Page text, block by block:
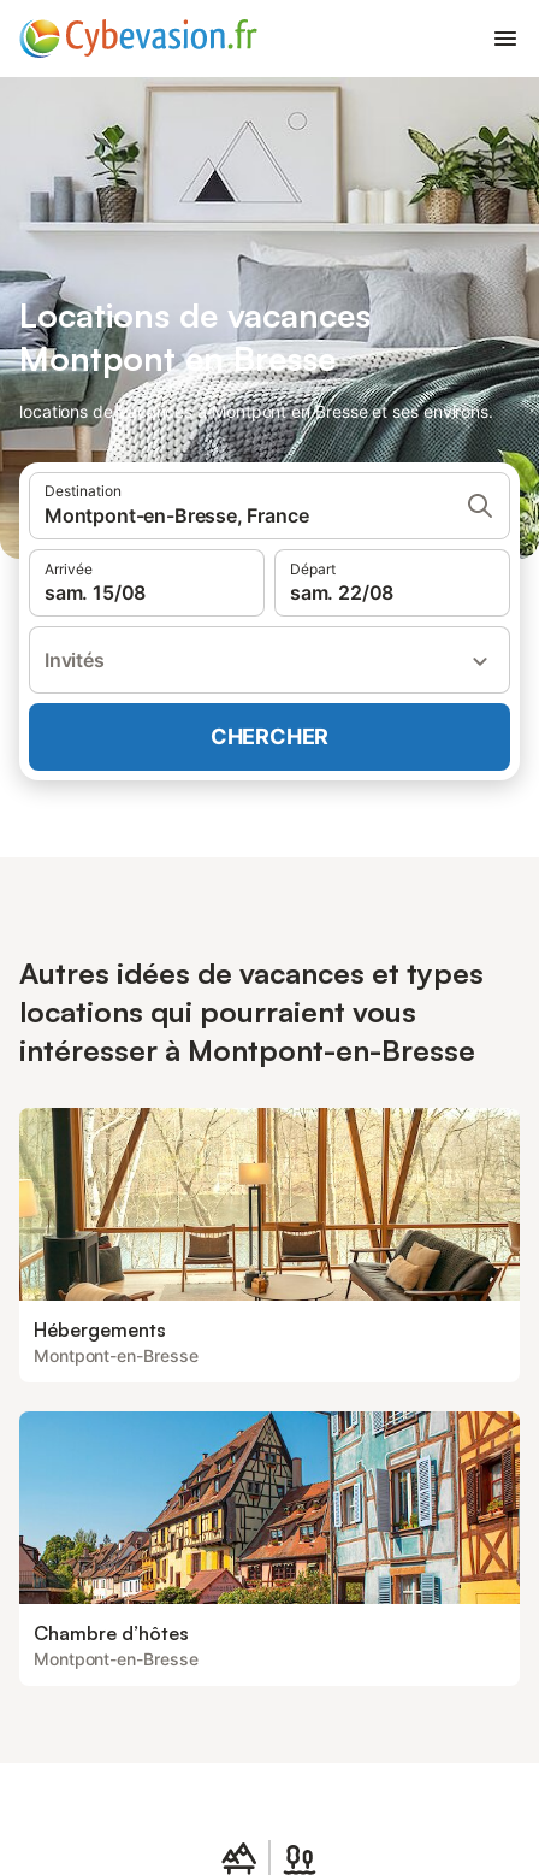
Locations de vacances
Montpont en Bresse
locations de vacances à Montpont en Bresse et ses environs.
Destination
Montpont-en-Bresse, France
Arrivée
sam. 15/08
Départ
sam. 22/08
Invités
CHERCHER
Autres idées de vacances et types
locations qui pourraient vous
intéresser à Montpont-en-Bresse
Hébergements
Montpont-en-Bresse
Chambre d’hôtes
Montpont-en-Bresse